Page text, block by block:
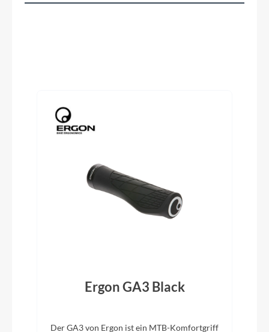
2024
Hinterrad Nabe
SHIMANO Tourney TX FH-TX505QR Center Lock
Sport Ergo
Schaltwerk
Ergon GA3 Black
Der GA3 von Ergon ist ein MTB-Komfortgriff